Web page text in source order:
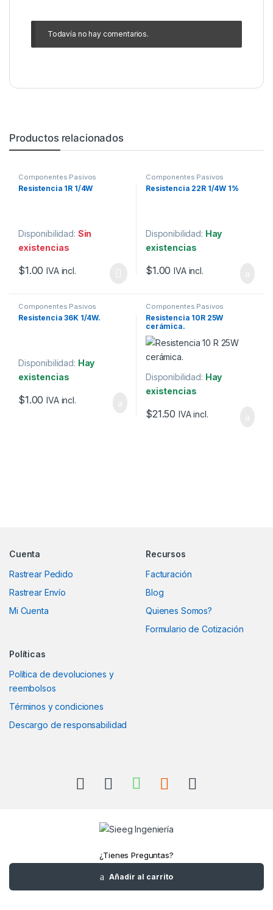
Añadir al carrito
Todavía no hay comentarios.
Productos relacionados
Componentes Pasivos
Resistencia 1R 1/4W
Disponibilidad: Sin
existencias
$1.00 IVA incl.
Componentes Pasivos
Resistencia 22R 1/4W 1%
Disponibilidad: Hay
existencias
$1.00 IVA incl.
Componentes Pasivos
Resistencia 36K 1/4W.
Disponibilidad: Hay
existencias
$1.00 IVA incl.
Componentes Pasivos
Resistencia 10R 25W
cerámica.
Disponibilidad: Hay
existencias
$21.50 IVA incl.
Cuenta
Rastrear Pedido
Rastrear Envío
Mi Cuenta
Recursos
Facturación
Blog
Quienes Somos?
Formulario de Cotización
Políticas
Política de devoluciones y
reembolsos
Términos y condiciones
Descargo de responsabilidad
¿Tienes Preguntas?
Llámanos
+52(961)1180157